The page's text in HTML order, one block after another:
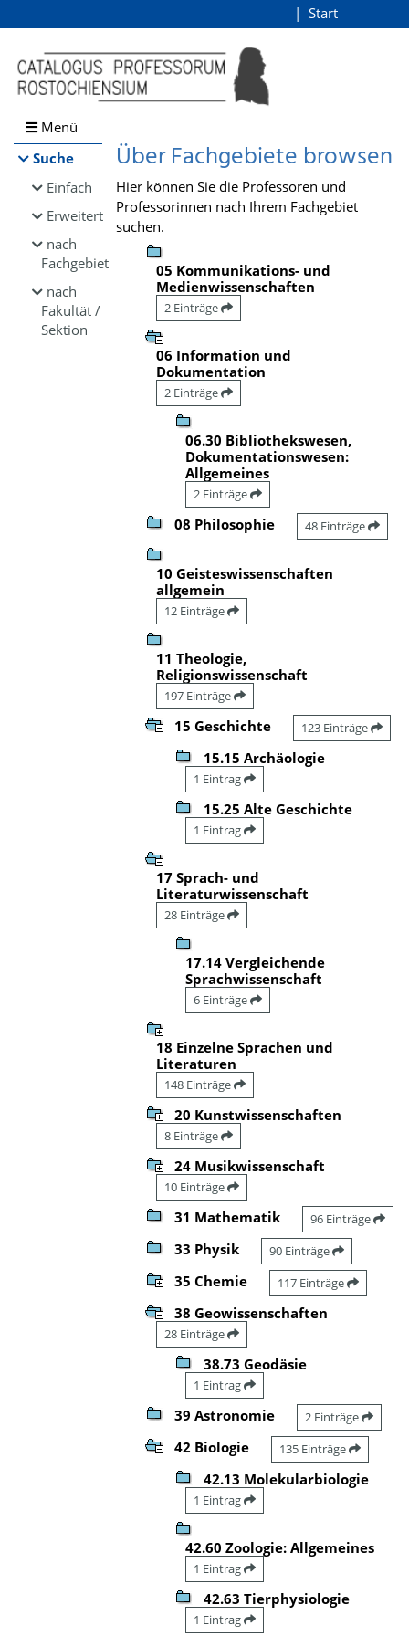
Browsen
direkt zum Inhalt
Start
Menü
Suche
Einfach
Erweitert
nach
Fachgebiet
nach
Fakultät /
Sektion
Über Fachgebiete browsen
Hier können Sie die Professoren und
Professorinnen nach Ihrem Fachgebiet
suchen.
05 Kommunikations- und
Medienwissenschaften
2 Einträge
06 Information und
Dokumentation
2 Einträge
06.30 Bibliothekswesen,
Dokumentationswesen:
Allgemeines
2 Einträge
08 Philosophie 48 Einträge
10 Geisteswissenschaften
allgemein
12 Einträge
11 Theologie,
Religionswissenschaft
197 Einträge
15 Geschichte 123 Einträge
15.15 Archäologie
1 Eintrag
15.25 Alte Geschichte
1 Eintrag
17 Sprach- und
Literaturwissenschaft
28 Einträge
17.14 Vergleichende
Sprachwissenschaft
6 Einträge
18 Einzelne Sprachen und
Literaturen
148 Einträge
20 Kunstwissenschaften
8 Einträge
24 Musikwissenschaft
10 Einträge
31 Mathematik 96 Einträge
33 Physik 90 Einträge
35 Chemie 117 Einträge
38 Geowissenschaften
28 Einträge
38.73 Geodäsie
1 Eintrag
39 Astronomie 2 Einträge
42 Biologie 135 Einträge
42.13 Molekularbiologie
1 Eintrag
42.60 Zoologie: Allgemeines
1 Eintrag
42.63 Tierphysiologie
1 Eintrag